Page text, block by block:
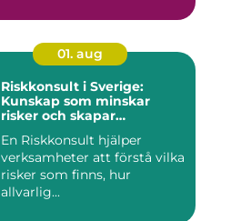
01. aug
Riskkonsult i Sverige:
Kunskap som minskar
risker och skapar
En Riskkonsult hjälper
verksamheter att förstå vilka
risker som finns, hur
allvarlig...